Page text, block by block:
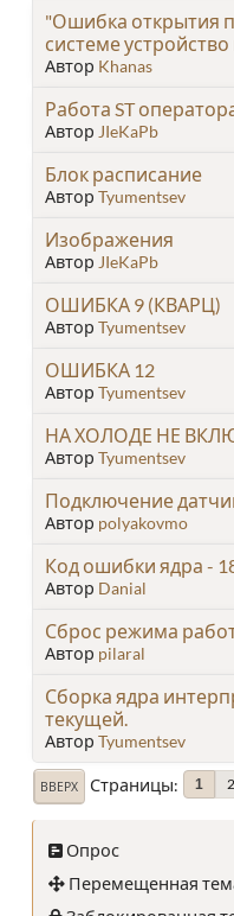
"Ошибка открытия
системе
Автор Khanas
Работа ST оператора
Автор JIeKaPb
Блок расписание
Автор Tyumentsev
Изображения
Автор JIeKaPb
ОШИБКА 9 (КВАРЦ)
Автор Tyumentsev
ОШИБКА 12
Автор Tyumentsev
НА ХОЛОДЕ НЕ
Автор Tyumentsev
Подключение
Автор polyakovmo
Код ошибки ядра -
Автор Danial
Сброс режима
Автор pilaral
Сборка ядра
текущей.
Автор Tyumentsev
ВВЕРХ Страницы 1 2
Опрос
Перемещенная